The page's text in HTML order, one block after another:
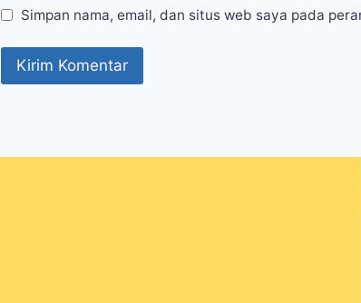
Simpan nama, email, dan situs web saya pada